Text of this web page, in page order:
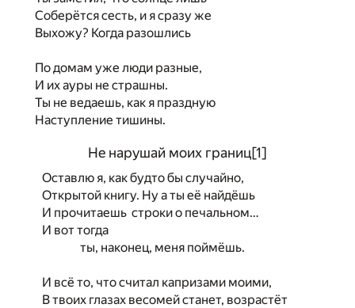
Соберётся сесть, и я сразу же
Выхожу? Когда разошлись
По домам уже люди разные,
И их ауры не страшны.
Ты не ведаешь, как я праздную
Наступление тишины.
Не нарушай моих границ[1]
Оставлю я, как будто бы случайно,
Открытой книгу. Ну а ты её найдёшь
И прочитаешь строки о печальном…
И вот тогда
ты, наконец, меня поймёшь.
И всё то, что считал капризами моими,
В твоих глазах весомей станет, возрастёт